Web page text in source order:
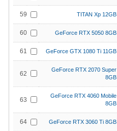
59 TITAN Xp 12GB
60 GeForce RTX 5050 8GB
61 GeForce GTX 1080 Ti 11GB
62
GeForce RTX 2070 Super
8GB
63
GeForce RTX 4060 Mobile
8GB
64 GeForce RTX 3060 Ti 8GB